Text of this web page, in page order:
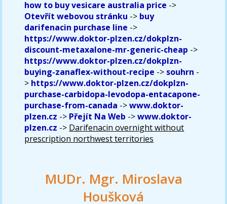
how to buy vesicare australia price ->
Otevřít webovou stránku -> buy
darifenacin purchase line ->
https://www.doktor-plzen.cz/dokplzn-
discount-metaxalone-mr-generic-cheap ->
https://www.doktor-plzen.cz/dokplzn-
buying-zanaflex-without-recipe -> souhrn -
> https://www.doktor-plzen.cz/dokplzn-
purchase-carbidopa-levodopa-entacapone-
purchase-from-canada ->www.doktor-
plzen.cz -> Přejít Na Web ->www.doktor-
plzen.cz -> Darifenacin overnight without
prescription northwest territories
MUDr. Mgr. Miroslava
Houšková